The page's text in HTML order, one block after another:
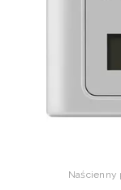
Naścienny